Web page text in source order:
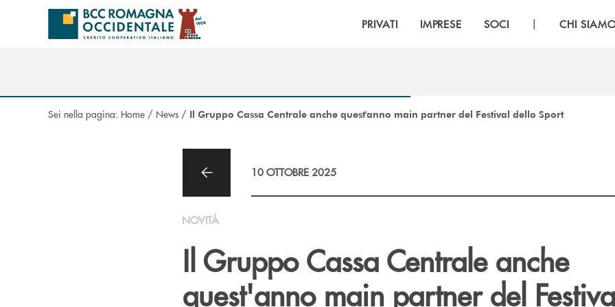
Salta al contenuto principale
PRIVATI IMPRESE SOCI | CHI
Sei nella pagina: Home / News / Il Gruppo Cassa Centrale anche quest'anno main partner del Festival dello Sport
10 OTTOBRE 2025
NOVITÀ
Il Gruppo Cassa Centrale anche
quest'anno main partner del